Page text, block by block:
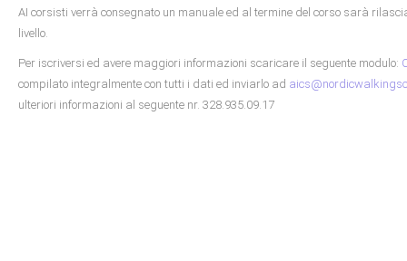
AI corsisti verrà consegnato un manuale ed al termine del corso sarà
livello.
Per iscriversi ed avere maggiori informazioni scaricare il seguente modulo:
compilato integralmente con tutti i dati ed inviarlo ad
ulteriori informazioni al seguente nr. 328.935.09.17